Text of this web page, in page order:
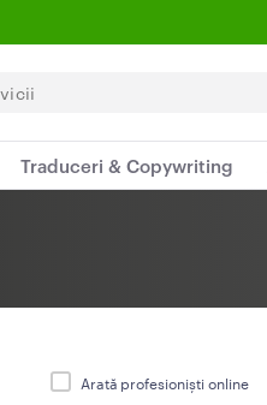
Traduceri & Copywriting
Arată profesioniști online